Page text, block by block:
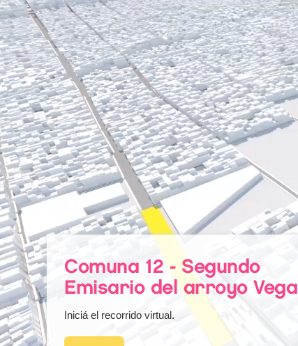
Comuna 12 - Segundo
Emisario del arroyo Vega
Iniciá el recorrido virtual.